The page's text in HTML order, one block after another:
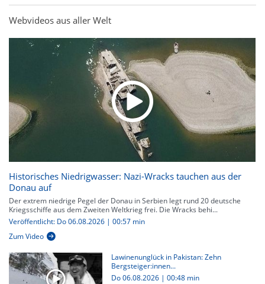
Webvideos aus aller Welt
Historisches Niedrigwasser: Nazi-Wracks tauchen aus der
Donau auf
Der extrem niedrige Pegel der Donau in Serbien legt rund 20 deutsche
Kriegsschiffe aus dem Zweiten Weltkrieg frei. Die Wracks behi...
Veröffentlicht: Do 06.08.2026 | 00:57 min
Zum Video
Lawinenunglück in Pakistan: Zehn
Bergsteiger:innen...
Do 06.08.2026 | 00:48 min